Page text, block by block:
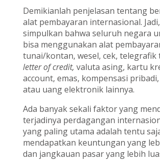
Demikianlah penjelasan tentang
alat pembayaran internasional.
simpulkan bahwa seluruh negara
bisa menggunakan alat
tunai/kontan, wesel, cek, telegrafik
letter of credit, valuta asing, kartu
account, emas, kompensasi
atau uang elektronik lainnya.
Ada banyak sekali faktor yang
terjadinya perdagangan
yang paling utama adalah tentu
mendapatkan keuntungan yang
dan jangkauan pasar yang lebih